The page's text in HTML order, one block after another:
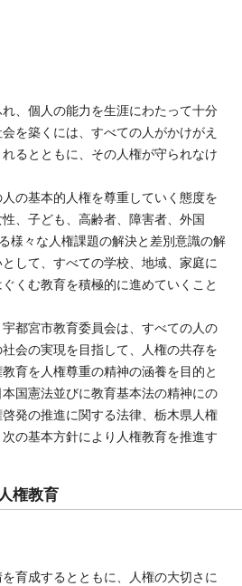
、個人の能力を生涯にわたって十分
を築くには、すべての人がかけがえ
るとともに、その人権が守られなけ
の基本的人権を尊重していく態度を
、子ども、高齢者、障害者、外国
様々な人権課題の解決と差別意識の解
して、すべての学校、地域、家庭に
くむ教育を積極的に進めていくこと
都宮市教育委員会は、すべての人の
会の実現を目指して、人権の共存を
育を人権尊重の精神の涵養を目的と
国憲法並びに教育基本法の精神にの
発の推進に関する法律、栃木県人権
の基本方針により人権教育を推進す
権教育
育成するとともに、人権の大切さに